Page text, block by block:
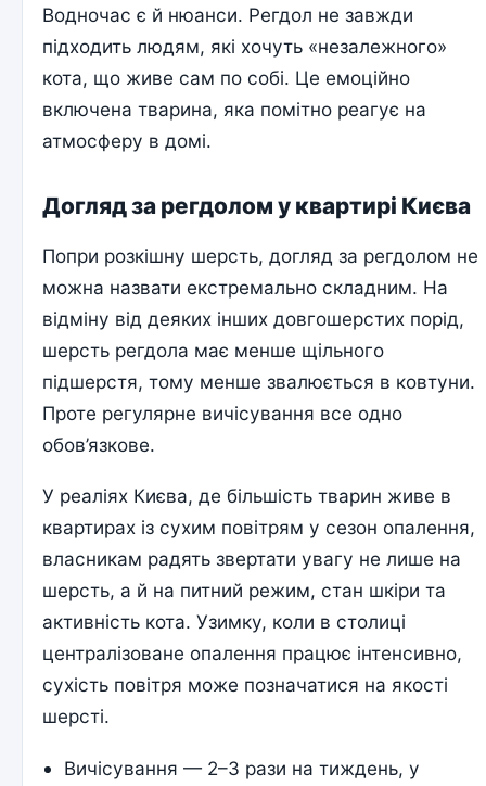
Водночас є й нюанси. Регдол не завжди
підходить людям, які хочуть «незалежного»
кота, що живе сам по собі. Це емоційно
включена тварина, яка помітно реагує на
атмосферу в домі.
Догляд за регдолом у квартирі Києва
Попри розкішну шерсть, догляд за регдолом не
можна назвати екстремально складним. На
відміну від деяких інших довгошерстих порід,
шерсть регдола має менше щільного
підшерстя, тому менше звалюється в ковтуни.
Проте регулярне вичісування все одно
обов’язкове.
У реаліях Києва, де більшість тварин живе в
квартирах із сухим повітрям у сезон опалення,
власникам радять звертати увагу не лише на
шерсть, а й на питний режим, стан шкіри та
активність кота. Узимку, коли в столиці
централізоване опалення працює інтенсивно,
сухість повітря може позначатися на якості
шерсті.
Вичісування — 2–3 рази на тиждень, у